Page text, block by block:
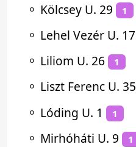
⚬ Kölcsey U. 29 1
⚬ Lehel Vezér U. 17
⚬ Liliom U. 26 1
⚬ Liszt Ferenc U. 35
⚬ Lóding U. 1 1
⚬ Mirhóháti U. 9 1